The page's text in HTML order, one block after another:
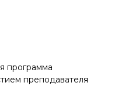
программа
преподавателя